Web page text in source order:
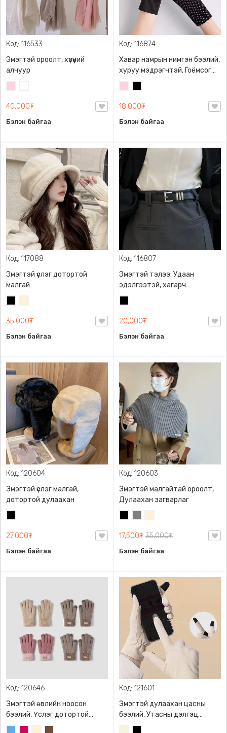
Код: 116533
Эмэгтэй ороолт, хүзүүний
алчуур
40,000₮
Бэлэн байгаа
Код: 116874
Хавар намрын нимгэн бээлий,
хуруу мэдрэгчтэй, Гоёмсог
материалтай салхи
нэвтрүүлдэг
18,000₮
Бэлэн байгаа
Код: 117088
Эмэгтэй үслэг дотортой
малгай
35,000₮
Бэлэн байгаа
Код: 116807
Эмэгтэй тэлээ. Удаан
эдэлгээтэй, хагарч
хуулрахгүй, төмөр сайтай,
загварлаг. Сайжруулсан PU
арьс, 105*2.3см.
20,000₮
Бэлэн байгаа
Код: 120604
Эмэгтэй үслэг малгай,
дотортой дулаахан
27,000₮
Бэлэн байгаа
Код: 120603
Эмэгтэй малгайтай ороолт,
Дулаахан загварлаг
17,500₮ 35,000₮
Бэлэн байгаа
Код: 120646
Эмэгтэй өвлийн ноосон
бээлий, Үслэг дотортой
өнгөлөг загвартай
Код: 121601
Эмэгтэй дулаахан цасны
бээлий, Утасны дэлгэц
мэдрэгчтэй, Free Size,